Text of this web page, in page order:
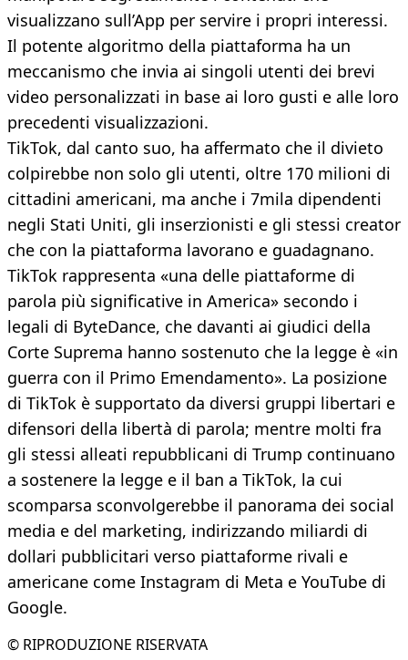
visualizzano sull’App per servire i propri interessi.
Il potente algoritmo della piattaforma ha un
meccanismo che invia ai singoli utenti dei brevi
video personalizzati in base ai loro gusti e alle loro
precedenti visualizzazioni.
TikTok, dal canto suo, ha affermato che il divieto
colpirebbe non solo gli utenti, oltre 170 milioni di
cittadini americani, ma anche i 7mila dipendenti
negli Stati Uniti, gli inserzionisti e gli stessi creator
che con la piattaforma lavorano e guadagnano.
TikTok rappresenta «una delle piattaforme di
parola più significative in America» secondo i
legali di ByteDance, che davanti ai giudici della
Corte Suprema hanno sostenuto che la legge è «in
guerra con il Primo Emendamento». La posizione
di TikTok è supportato da diversi gruppi libertari e
difensori della libertà di parola; mentre molti fra
gli stessi alleati repubblicani di Trump continuano
a sostenere la legge e il ban a TikTok, la cui
scomparsa sconvolgerebbe il panorama dei social
media e del marketing, indirizzando miliardi di
dollari pubblicitari verso piattaforme rivali e
americane come Instagram di Meta e YouTube di
Google.
© RIPRODUZIONE RISERVATA